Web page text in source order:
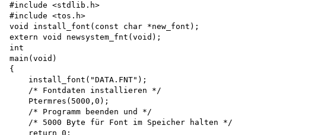
#include <stdlib.h>
#include <tos.h>
void install_font(const char *new_font);
extern void newsystem_fnt(void);
int
main(void)
{
    install_font("DATA.FNT");
    /* Fontdaten installieren */
    Ptermres(5000,0);
    /* Programm beenden und */
    /* 5000 Byte für Font im Speicher halten */
    return 0;